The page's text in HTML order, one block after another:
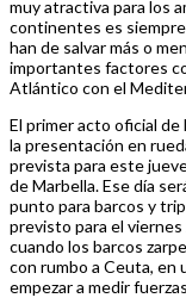
muy atractiva para los
continentes es
han de salvar más o
importantes factores
Atlántico con el
El primer acto oficial de
la presentación en
prevista para este
de Marbella. Ese día
punto para barcos y
previsto para el
cuando los barcos
con rumbo a Ceuta, en
empezar a medir